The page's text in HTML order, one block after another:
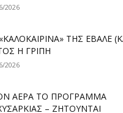
2026
ΤΗΣ ΈΒΑΛΕ
Η ΓΡΊΠΗ
2026
ΑΈΡΑ ΤΟ ΠΡΌΓΡΑΜΜΑ
– ΖΗΤΟΎΝΤΑΙ